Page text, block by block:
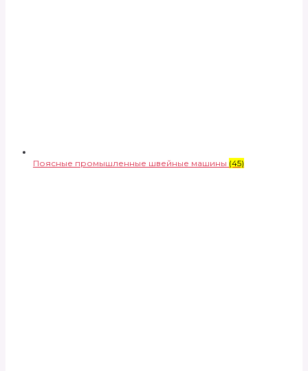
Поясные промышленные швейные машины (45)